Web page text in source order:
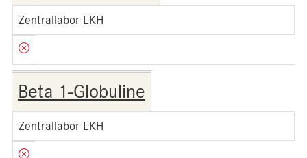
Zentrallabor LKH
Beta 1-Globuline
Zentrallabor LKH